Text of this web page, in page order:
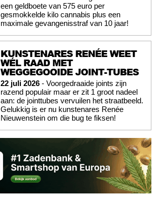
een geldboete van 575 euro per
gesmokkelde kilo cannabis plus een
maximale gevangenisstraf van 10 jaar!
KUNSTENARES RENÉE WEET
WÉL RAAD MET
WEGGEGOOIDE JOINT-TUBES
22 juli 2026 - Voorgedraaide joints zijn
razend populair maar er zit 1 groot nadeel
aan: de jointtubes vervuilen het straatbeeld.
Gelukkig is er nu kunstenares Renée
Nieuwenstein om die bug te fiksen!